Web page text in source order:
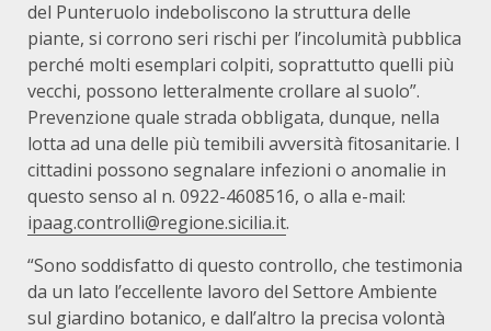
del Punteruolo indeboliscono la struttura delle
piante, si corrono seri rischi per l’incolumità pubblica
perché molti esemplari colpiti, soprattutto quelli più
vecchi, possono letteralmente crollare al suolo”.
Prevenzione quale strada obbligata, dunque, nella
lotta ad una delle più temibili avversità fitosanitarie. I
cittadini possono segnalare infezioni o anomalie in
questo senso al n. 0922-4608516, o alla e-mail:
ipaag.controlli@regione.sicilia.it.
“Sono soddisfatto di questo controllo, che testimonia
da un lato l’eccellente lavoro del Settore Ambiente
sul giardino botanico, e dall’altro la precisa volontà